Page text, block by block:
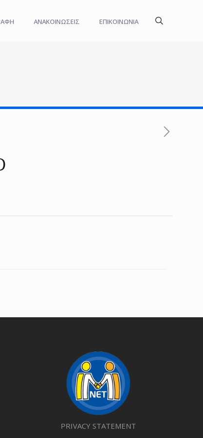
ΑΝΑΚΟΙΝΩΣΕΙΣ ΕΠΙΚΟΙΝΩΝΙΑ
PRIVACY STATEMENT